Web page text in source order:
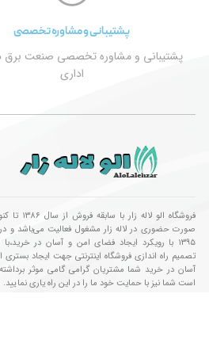
پشتیبانی و مشاوره تخصصی
پشتیبانی و مشاوره تخصصی صنعت برق
اداری
فروشگاه الو لاله زار با
صورت حضوری در لاله زار مشغول فعالیت می‌باشد و
۱۳۹۵ با رویکرد ایجاد فضای امن و آسان در خرید،با
تصمیم راه اندازی فروشگاه اینترنتی جهت ایجاد بستری
آسان در خرید شما مشتریان گرامی گامی موثر
است شما نیز با حمایت خود ما را در این راه یاری نمایید.